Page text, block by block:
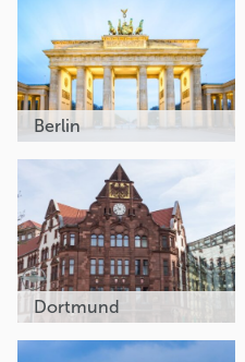
Berlin
Dortmund